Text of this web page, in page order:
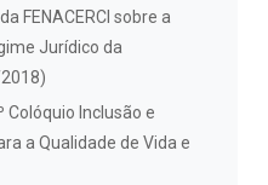
FENACERCI sobre a
Jurídico da
Colóquio Inclusão e
a Qualidade de Vida e